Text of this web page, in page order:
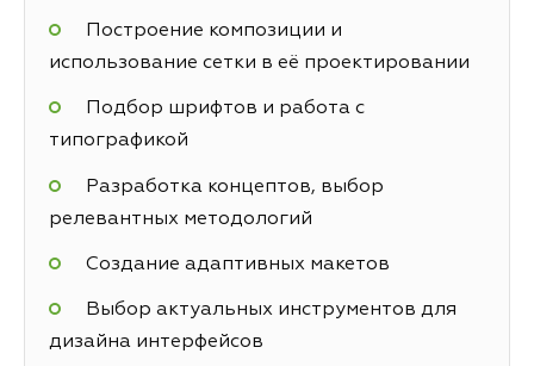
Построение композиции и
использование сетки в её проектировании
Подбор шрифтов и работа с
типографикой
Разработка концептов, выбор
релевантных методологий
Создание адаптивных макетов
Выбор актуальных инструментов для
дизайна интерфейсов